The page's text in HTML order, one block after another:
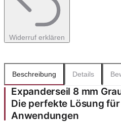
Widerruf erklären
Beschreibung Details
Expanderseil 8 mm
Die perfekte Lösung
Anwendungen